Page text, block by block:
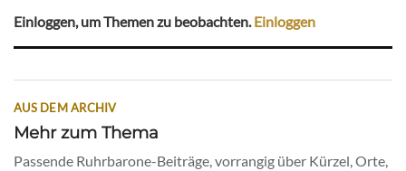
Einloggen, um Themen zu beobachten.Einloggen
AUS DEM ARCHIV
Mehr zum Thema
Passende Ruhrbarone-Beiträge, vorrangig über Kürzel, Orte,